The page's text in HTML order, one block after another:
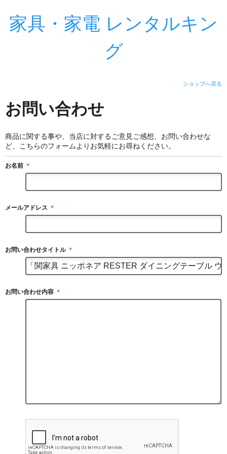
家具・家電 レンタルキン
グ
ショップへ戻る
お問い合わせ
商品に関する事や、当店に対するご意見ご感想、お問い合わせな
ど、こちらのフォームよりお気軽にお尋ねください。
お名前 ＊
メールアドレス ＊
お問い合わせタイトル ＊
お問い合わせ内容 ＊